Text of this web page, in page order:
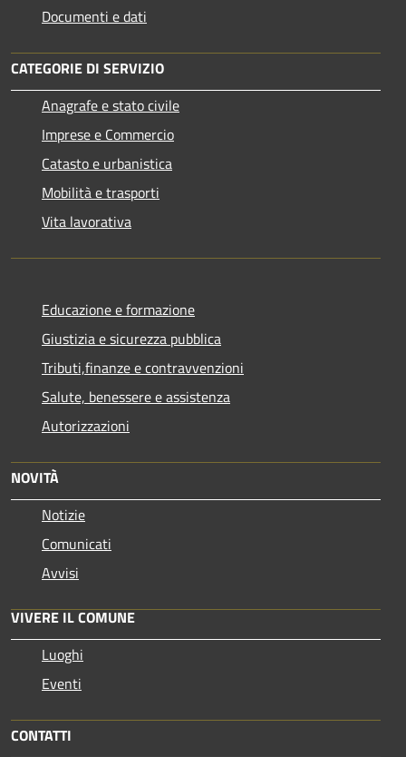
Documenti e dati
CATEGORIE DI SERVIZIO
Anagrafe e stato civile
Imprese e Commercio
Catasto e urbanistica
Mobilità e trasporti
Vita lavorativa
Educazione e formazione
Giustizia e sicurezza pubblica
Tributi,finanze e contravvenzioni
Salute, benessere e assistenza
Autorizzazioni
NOVITÀ
Notizie
Comunicati
Avvisi
VIVERE IL COMUNE
Luoghi
Eventi
CONTATTI